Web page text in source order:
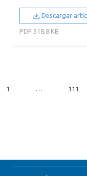
Descargar
PDF 518,8 KB
1 … 111